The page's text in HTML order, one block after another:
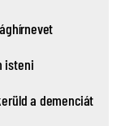
isteni
a demenciát